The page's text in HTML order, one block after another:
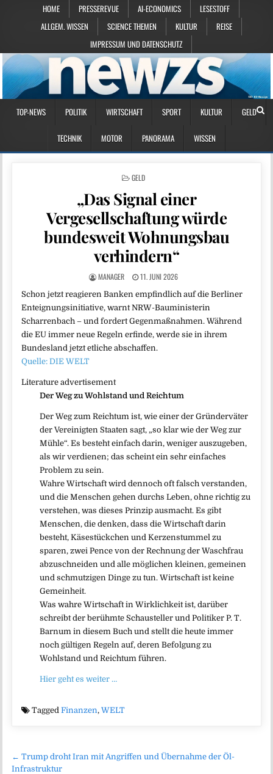
HOME PRESSEREVUE AI-ECONOMICS
LESESTOFF
ALLGEM. WISSEN
SCIENCE THEMEN KULTUR
REISE
IMPRESSUM UND DATENSCHUTZ
TOP-NEWS POLITIK WIRTSCHAFT SPORT KULTUR GELD
TECHNIK MOTOR PANORAMA WISSEN
POSTED IN
GELD
„Das Signal einer
Vergesellschaftung würde
bundesweit Wohnungsbau
verhindern“
MANAGER 11. JUNI 2026
Schon jetzt reagieren Banken empfindlich auf die Berliner
Enteignungsinitiative, warnt NRW-Bauministerin
Scharrenbach – und fordert Gegenmaßnahmen. Während
die EU immer neue Regeln erfinde, werde sie in ihrem
Bundesland jetzt etliche abschaffen.
Quelle: DIE WELT
Literature advertisement
Der Weg zu Wohlstand und Reichtum
Der Weg zum Reichtum ist, wie einer der Gründerväter
der Vereinigten Staaten sagt, „so klar wie der Weg zur
Mühle“. Es besteht einfach darin, weniger auszugeben,
als wir verdienen; das scheint ein sehr einfaches
Problem zu sein.
Wahre Wirtschaft wird dennoch oft falsch verstanden,
und die Menschen gehen durchs Leben, ohne richtig zu
verstehen, was dieses Prinzip ausmacht. Es gibt
Menschen, die denken, dass die Wirtschaft darin
besteht, Käsestückchen und Kerzenstummel zu
sparen, zwei Pence von der Rechnung der Waschfrau
abzuschneiden und alle möglichen kleinen, gemeinen
und schmutzigen Dinge zu tun. Wirtschaft ist keine
Gemeinheit.
Was wahre Wirtschaft in Wirklichkeit ist, darüber
schreibt der berühmte Schausteller und Politiker P. T.
Barnum in diesem Buch und stellt die heute immer
noch gültigen Regeln auf, deren Befolgung zu
Wohlstand und Reichtum führen.
Hier geht es weiter …
TaggedFinanzen,WELT
Beitragsnavigation
← Trump droht Iran mit Angriffen und Übernahme der Öl-
Infrastruktur